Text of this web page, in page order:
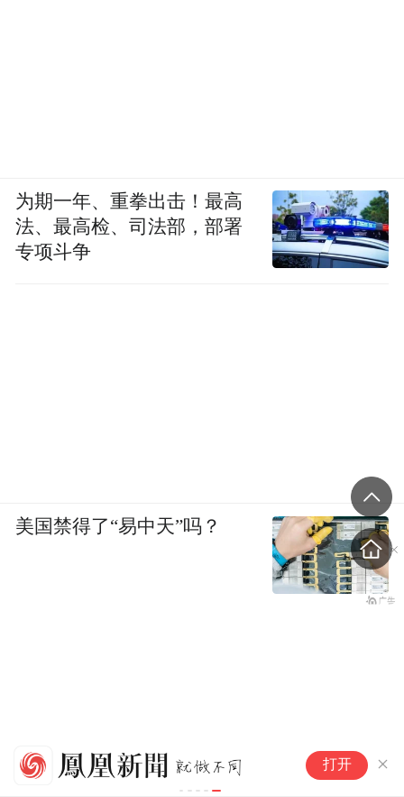
打开
为期一年、重拳出击！最高
法、最高检、司法部，部署
专项斗争
美国禁得了“易中天”吗？